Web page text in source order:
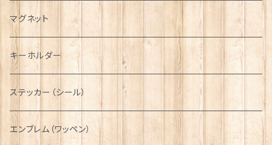
キャスケット
ディアストーカー
タータン【Bronte by Moon】
タータン【Glencroft】
ボタンラップマフラー【Aran Traditions】
サッシュ
スカーフ
ファッションマスク
チャーム
その他のアクセサリー
ラブスプーン【SION LLEWELLYN】
ラブスプーン【PAUL CURTIS】
ファブリック
ペーパーナプキン
ティーコジー
その他テーブルウェア
ジェネラルデザイン
乗り物
動物＆植物
国旗＆紋章
ミリタリー
NAVY
AIRFORCE
ピューター
マグネット
キーホルダー
ステッカー（シール）
エンブレム（ワッペン）